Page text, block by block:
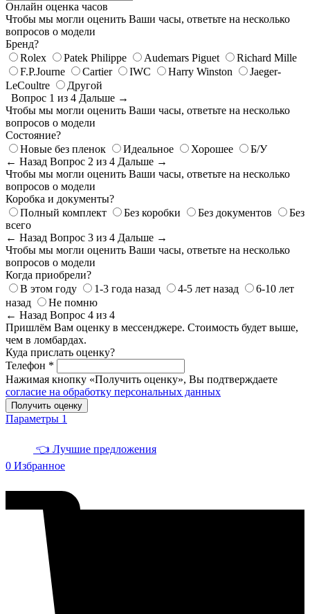
Онлайн оценка часов
Чтобы мы могли оценить Ваши часы, ответьте на несколько
вопросов о модели
Бренд?
Rolex
Patek Philippe Audemars Piguet
Richard Mille
F.P.Journe
Cartier IWC Harry Winston
Jaeger-
LeCoultre
Другой
Вопрос 1 из 4 Дальше →
Чтобы мы могли оценить Ваши часы, ответьте на несколько
вопросов о модели
Состояние?
Новые без пленок
Идеальное Хорошее
Б/У
← Назад Вопрос 2 из 4 Дальше →
Чтобы мы могли оценить Ваши часы, ответьте на несколько
вопросов о модели
Коробка и документы?
Полный комплект
Без коробки Без документов
Без
всего
← Назад Вопрос 3 из 4 Дальше →
Чтобы мы могли оценить Ваши часы, ответьте на несколько
вопросов о модели
Когда приобрели?
В этом году
1-3 года назад 4-5 лет назад
6-10 лет
назад
Не помню
← Назад Вопрос 4 из 4
Пришлём Вам оценку в мессенджере. Стоимость будет выше,
чем в ломбардах.
Куда прислать оценку?
Телефон *
Нажимая кнопку «Получить оценку», Вы подтверждаете
согласие на обработку персональных данных
Получить оценку
Параметры 1
👈 Лучшие предложения
0 Избранное